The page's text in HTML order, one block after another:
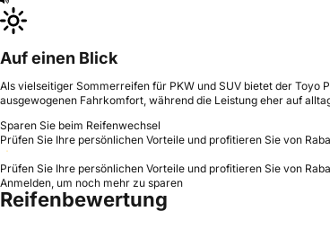
Auf einen Blick
Als vielseitiger Sommerreifen für PKW und SUV bietet der Toyo
ausgewogenen Fahrkomfort, während die Leistung eher auf
Sparen Sie beim Reifenwechsel
Prüfen Sie Ihre persönlichen Vorteile und profitieren Sie von
Prüfen Sie Ihre persönlichen Vorteile und profitieren Sie von
Anmelden, um noch mehr zu sparen
Reifenbewertung